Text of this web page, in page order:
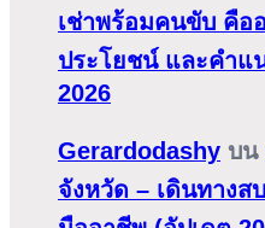
เช่าพร้อมคนขับ คือ
ประโยชน์ และคำแ
2026
Gerardodashy บน
จังหวัด – เดินทาง